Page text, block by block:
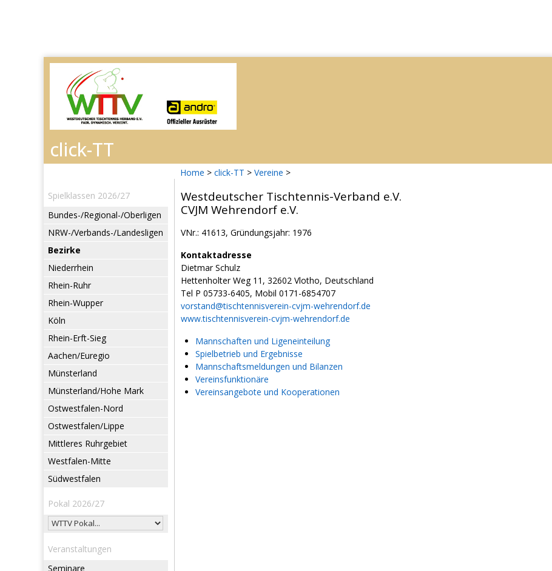
Home > click-TT > Vereine >
Spielklassen 2026/27
Bundes-/Regional-/Oberligen
NRW-/Verbands-/Landesligen
Bezirke
Niederrhein
Rhein-Ruhr
Rhein-Wupper
Köln
Rhein-Erft-Sieg
Aachen/Euregio
Münsterland
Münsterland/Hohe Mark
Ostwestfalen-Nord
Ostwestfalen/Lippe
Mittleres Ruhrgebiet
Westfalen-Mitte
Südwestfalen
Pokal 2026/27
Veranstaltungen
Seminare
Westdeutscher Tischtennis-Verband e.V.
CVJM Wehrendorf e.V.
VNr.: 41613, Gründungsjahr: 1976
Kontaktadresse
Dietmar Schulz
Hettenholter Weg 11, 32602 Vlotho, Deutschland
Tel P 05733-6405, Mobil 0171-6854707
vorstand@tischtennisverein-cvjm-wehrendorf.de
www.tischtennisverein-cvjm-wehrendorf.de
Mannschaften und Ligeneinteilung
Spielbetrieb und Ergebnisse
Mannschaftsmeldungen und Bilanzen
Vereinsfunktionäre
Vereinsangebote und Kooperationen